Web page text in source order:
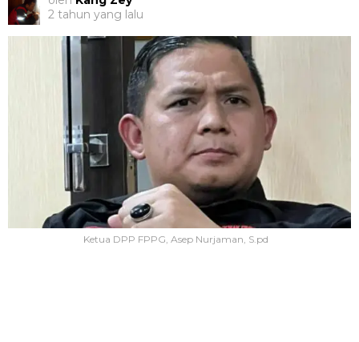
2 tahun yang lalu
Ketua DPP FPPG, Asep Nurjaman, S.pd